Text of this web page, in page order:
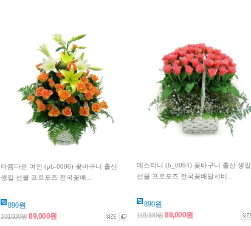
아름다운 여인 (pb-0006) 꽃바구니 출산
생일 선물 프로포즈 전국꽃배...
890원
101000원89,000원
데스티니 (b_0094) 꽃바구니 출산 생일
선물 프로포즈 전국꽃배달서비...
890원
101000원89,000원